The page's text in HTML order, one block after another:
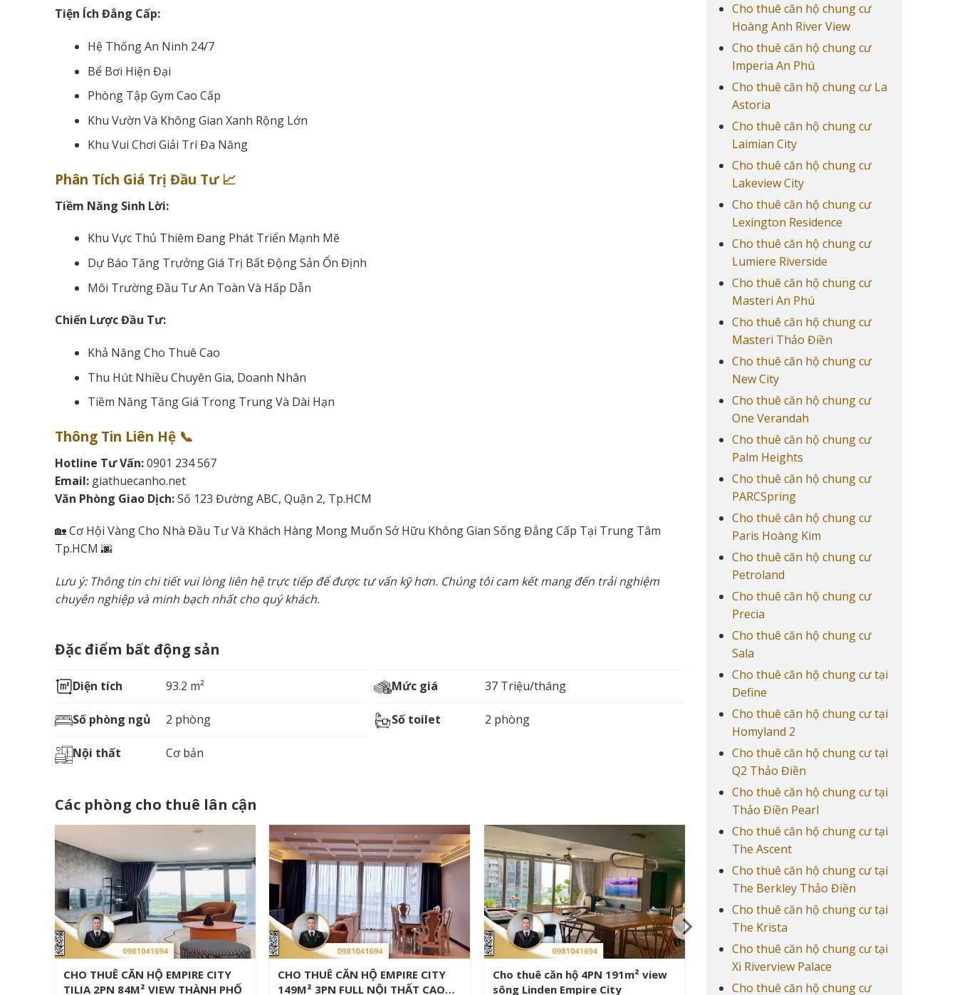
Tiện Ích Đẳng Cấp:
Hệ Thống An Ninh 24/7
Bể Bơi Hiện Đại
Phòng Tập Gym Cao Cấp
Khu Vườn Và Không Gian Xanh Rộng Lớn
Khu Vui Chơi Giải Trí Đa Năng
Phân Tích Giá Trị Đầu Tư 📈
Tiềm Năng Sinh Lời:
Khu Vực Thủ Thiêm Đang Phát Triển Mạnh Mẽ
Dự Báo Tăng Trưởng Giá Trị Bất Động Sản Ổn Định
Môi Trường Đầu Tư An Toàn Và Hấp Dẫn
Chiến Lược Đầu Tư:
Khả Năng Cho Thuê Cao
Thu Hút Nhiều Chuyên Gia, Doanh Nhân
Tiềm Năng Tăng Giá Trong Trung Và Dài Hạn
Thông Tin Liên Hệ 📞
Hotline Tư Vấn:0901 234 567
Email: giathuecanho.net
Văn Phòng Giao Dịch:Số 123 Đường ABC, Quận 2, Tp.HCM
🏡 Cơ Hội Vàng Cho Nhà Đầu Tư Và Khách Hàng Mong Muốn Sở Hữu Không Gian Sống Đẳng Cấp Tại Trung Tâm
Tp.HCM 🌆
Lưu ý: Thông tin chi tiết vui lòng liên hệ trực tiếp để được tư vấn kỹ hơn. Chúng tôi cam kết mang đến trải nghiệm
chuyên nghiệp và minh bạch nhất cho quý khách.
Đặc điểm bất động sản
Diện tích 93.2 m² Mức giá 37 Triệu/tháng
Số phòng ngủ 2 phòng Số toilet 2 phòng
Nội thất Cơ bản
Các phòng cho thuê lân cận
Cho thuê căn hộ Duplex Empire
City 3PN 230m2 nội thất cao cấp
Cho thuê căn hộ 2PN Tilia Empire
City 93m² view Q1 full NT
Cho thuê căn hộ Empire City 4PN
190m2 tân cổ điển Q2
Cho thuê căn hộ chung cư
Hoàng Anh River View
Cho thuê căn hộ chung cư
Imperia An Phú
Cho thuê căn hộ chung cư La
Astoria
Cho thuê căn hộ chung cư
Laimian City
Cho thuê căn hộ chung cư
Lakeview City
Cho thuê căn hộ chung cư
Lexington Residence
Cho thuê căn hộ chung cư
Lumiere Riverside
Cho thuê căn hộ chung cư
Masteri An Phú
Cho thuê căn hộ chung cư
Masteri Thảo Điền
Cho thuê căn hộ chung cư
New City
Cho thuê căn hộ chung cư
One Verandah
Cho thuê căn hộ chung cư
Palm Heights
Cho thuê căn hộ chung cư
PARCSpring
Cho thuê căn hộ chung cư
Paris Hoàng Kim
Cho thuê căn hộ chung cư
Petroland
Cho thuê căn hộ chung cư
Precia
Cho thuê căn hộ chung cư
Sala
Cho thuê căn hộ chung cư tại
Define
Cho thuê căn hộ chung cư tại
Homyland 2
Cho thuê căn hộ chung cư tại
Q2 Thảo Điền
Cho thuê căn hộ chung cư tại
Thảo Điền Pearl
Cho thuê căn hộ chung cư tại
The Ascent
Cho thuê căn hộ chung cư tại
The Berkley Thảo Điền
Cho thuê căn hộ chung cư tại
The Krista
Cho thuê căn hộ chung cư tại
Xi Riverview Palace
Cho thuê căn hộ chung cư